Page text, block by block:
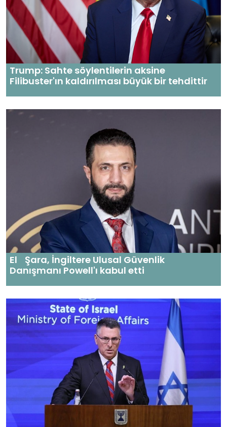
Trump: Sahte söylentilerin aksine
Filibuster'ın kaldırılması büyük bir tehdittir
El Şara, İngiltere Ulusal Güvenlik
Danışmanı Powell'ı kabul etti